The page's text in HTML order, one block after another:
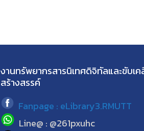
งานทรัพยากรสารนิเทศดิจิทัลและขับเ
สร้างสรรค์
Fanpage : eLibrary3.RMUTT
Line@ : @261pxuhc